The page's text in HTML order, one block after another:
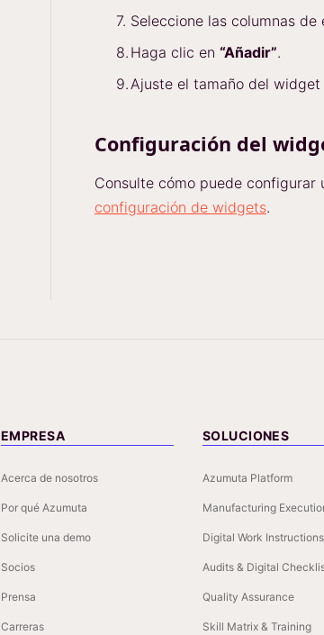
Seleccione las columnas
Haga clic en “Añadir”.
Ajuste el tamaño del widget
Configuración del
Consulte cómo puede
configuración de widgets.
EMPRESA
Acerca de nosotros
Por qué Azumuta
Solicite una demo
Socios
Prensa
Carreras
SOLUCIONES
Azumuta Platform
Manufacturing
Digital Work Instructions
Audits & Digital
Quality Assurance
Skill Matrix & Training